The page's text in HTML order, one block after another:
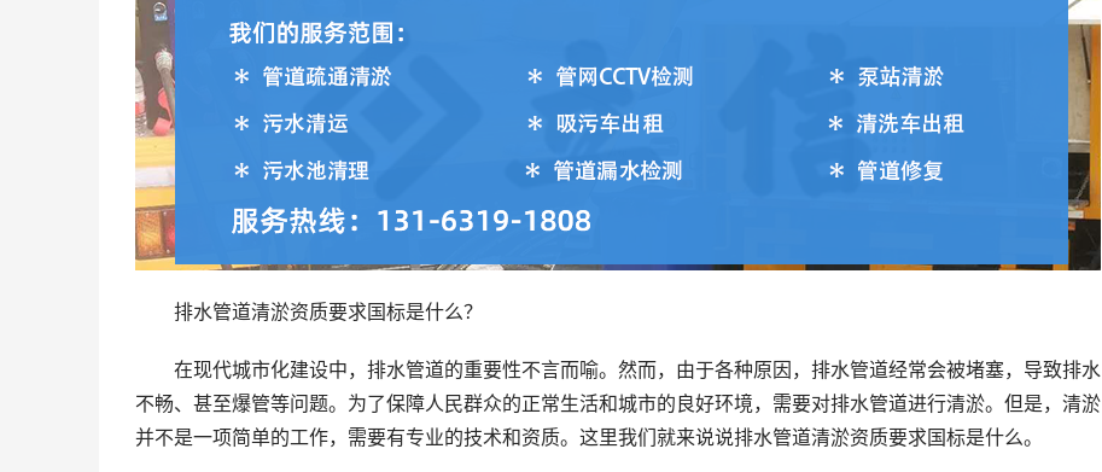
排水管道清淤资质要求国标是什么？
在现代城市化建设中，排水管道的重要性不言而喻。然而，由于各种原因，排水管道经常会被堵塞，导致排水
不畅、甚至爆管等问题。为了保障人民群众的正常生活和城市的良好环境，需要对排水管道进行清淤。但是，清淤
并不是一项简单的工作，需要有专业的技术和资质。这里我们就来说说排水管道清淤资质要求国标是什么。